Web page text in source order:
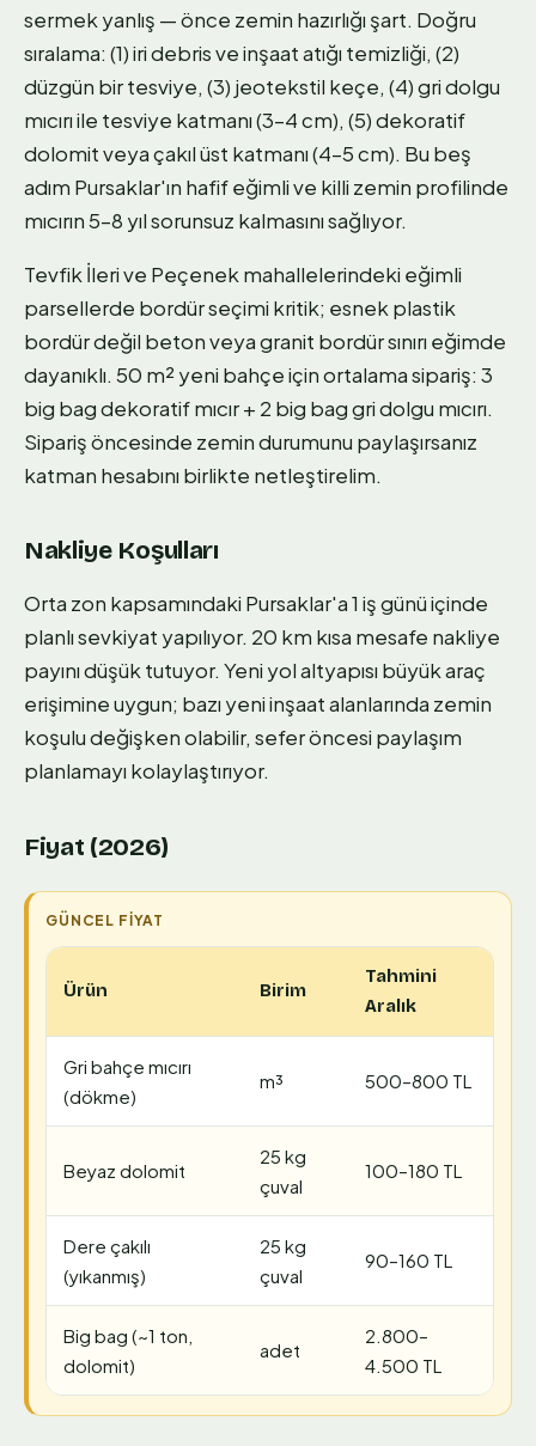
sermek yanlış — önce zemin hazırlığı şart. Doğru
sıralama: (1) iri debris ve inşaat atığı temizliği, (2)
düzgün bir tesviye, (3) jeotekstil keçe, (4) gri dolgu
mıcırı ile tesviye katmanı (3–4 cm), (5) dekoratif
dolomit veya çakıl üst katmanı (4–5 cm). Bu beş
adım Pursaklar'ın hafif eğimli ve killi zemin profilinde
mıcırın 5–8 yıl sorunsuz kalmasını sağlıyor.
Tevfik İleri ve Peçenek mahallelerindeki eğimli
parsellerde bordür seçimi kritik; esnek plastik
bordür değil beton veya granit bordür sınırı eğimde
dayanıklı. 50 m² yeni bahçe için ortalama sipariş: 3
big bag dekoratif mıcır + 2 big bag gri dolgu mıcırı.
Sipariş öncesinde zemin durumunu paylaşırsanız
katman hesabını birlikte netleştirelim.
Nakliye Koşulları
Orta zon kapsamındaki Pursaklar'a 1 iş günü içinde
planlı sevkiyat yapılıyor. 20 km kısa mesafe nakliye
payını düşük tutuyor. Yeni yol altyapısı büyük araç
erişimine uygun; bazı yeni inşaat alanlarında zemin
koşulu değişken olabilir, sefer öncesi paylaşım
planlamayı kolaylaştırıyor.
Fiyat (2026)
Ürün Birim
Tahmini
Aralık
Gri bahçe mıcırı
(dökme)
m³ 500–800 TL
Beyaz dolomit
25 kg
çuval
100–180 TL
Dere çakılı
(yıkanmış)
25 kg
çuval
90–160 TL
Big bag (~1 ton,
dolomit)
adet
2.800–
4.500 TL